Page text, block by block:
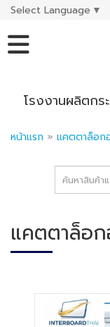
Select Language ▼
โรงงานผลิตก
หน้าแรก » แคตตาล็อก
แคตตาล็อ